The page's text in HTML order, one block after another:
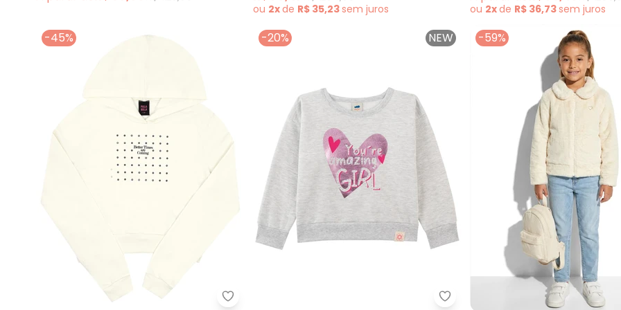
ou 2xde R$ 35,23sem juros ou 2xde R$ 36,73sem juros
-45%
Pulla Bulla - Blusão Juvenil Menina Moletinho ( Bege )
-20% NEW
Marlan - Blusão Infantil Menina
-59%